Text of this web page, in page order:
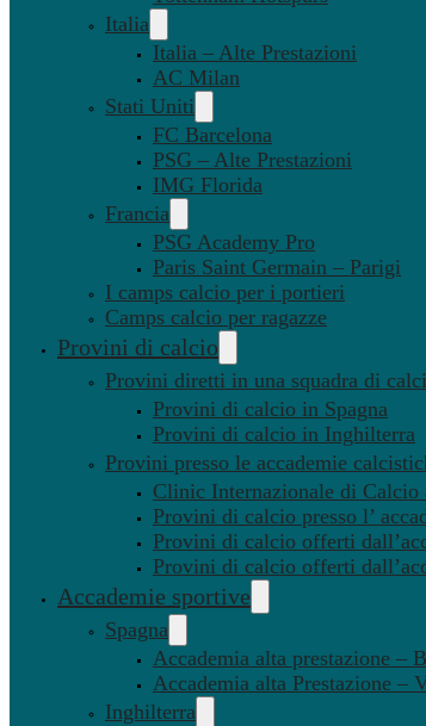
Italia
Italia – Alte Prestazioni
AC Milan
Stati Uniti
FC Barcelona
PSG – Alte Prestazioni
IMG Florida
Francia
PSG Academy Pro
Paris Saint Germain – Parigi
I camps calcio per i portieri
Camps calcio per ragazze
Provini di calcio
Provini diretti in una squadra di
Provini di calcio in Spagna
Provini di calcio in Inghilterra
Provini presso le accademie
Clinic Internazionale di Calcio
Provini di calcio presso l’
Provini di calcio offerti
Provini di calcio offerti
Accademie sportive
Spagna
Accademia alta prestazione –
Accademia alta Prestazione –
Inghilterra